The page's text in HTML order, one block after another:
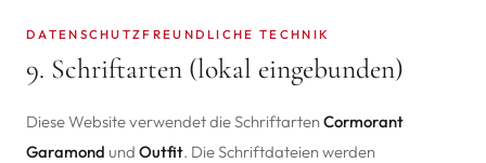
DATENSCHUTZFREUNDLICHE TECHNIK
9. Schriftarten (lokal eingebunden)
Diese Website verwendet die SchriftartenCormorant
Garamond und Outfit. Die Schriftdateien werden